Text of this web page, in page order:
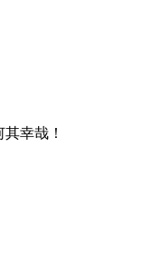
幸哉！